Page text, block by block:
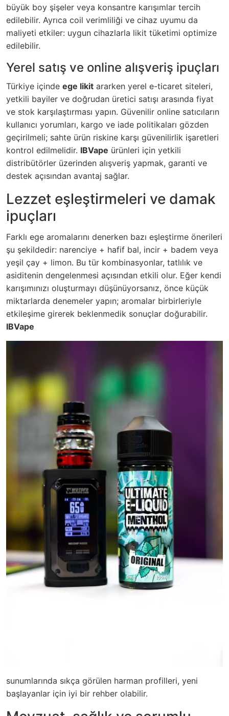
büyük boy şişeler veya konsantre karışımlar tercih
edilebilir. Ayrıca coil verimliliği ve cihaz uyumu da
maliyeti etkiler: uygun cihazlarla likit tüketimi optimize
edilebilir.
Yerel satış ve online alışveriş ipuçları
Türkiye içinde ege likit ararken yerel e-ticaret siteleri,
yetkili bayiler ve doğrudan üretici satışı arasında fiyat
ve stok karşılaştırması yapın. Güvenilir online satıcıların
kullanıcı yorumları, kargo ve iade politikaları gözden
geçirilmeli; sahte ürün riskine karşı güvenilirlik işaretleri
kontrol edilmelidir. IBVape ürünleri için yetkili
distribütörler üzerinden alışveriş yapmak, garanti ve
destek açısından avantaj sağlar.
Lezzet eşleştirmeleri ve damak
ipuçları
Farklı ege aromalarını denerken bazı eşleştirme önerileri
şu şekildedir: narenciye + hafif bal, incir + badem veya
yeşil çay + limon. Bu tür kombinasyonlar, tatlılık ve
asiditenin dengelenmesi açısından etkili olur. Eğer kendi
karışımınızı oluşturmayı düşünüyorsanız, önce küçük
miktarlarda denemeler yapın; aromalar birbirleriyle
etkileşime girerek beklenmedik sonuçlar doğurabilir.
IBVape
sunumlarında sıkça görülen harman profilleri, yeni
başlayanlar için iyi bir rehber olabilir.